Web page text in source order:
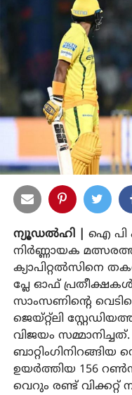
ന്യൂഡൽഹി |
ഐ പി
നിർണ്ണായക
ക്യാപിറ്റൽസിനെ
പ്ലേ ഓഫ്
സാംസണിന്റെ
ജെയ്റ്റ്‌ലി
വിജയം
ഉയർത്തിയ 156
വെറും രണ്ട്